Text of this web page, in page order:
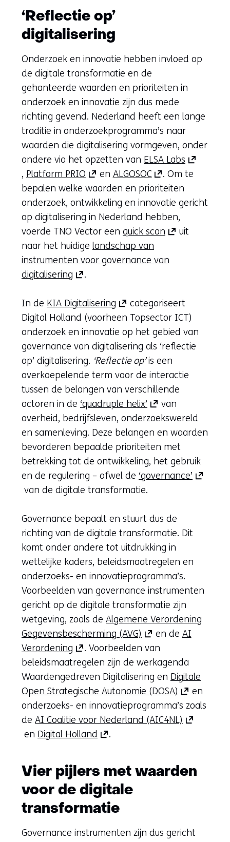
‘Reflectie op’
digitalisering
Onderzoek en innovatie hebben invloed op
de digitale transformatie en de
gehanteerde waarden en prioriteiten in
onderzoek en innovatie zijn dus mede
richting gevend. Nederland heeft een lange
traditie in onderzoekprogramma’s naar
waarden die digitalisering vormgeven, onder
andere via het opzetten van ELSA Labs (opent
in
venster)
naar
, Platform PRIO (opent
in
nieuw
venster)
(verwijst
naar
een
andere
en ALGOSOC(opent
in
nieuw
venster)
(verwijst
naar
een
. Om te
bepalen welke waarden en prioriteiten
onderzoek, ontwikkeling en innovatie gericht
op digitalisering in Nederland hebben,
voerde TNO Vector een quick scan (opent
nieuw
naar
een
andere
website)
uit
naar het huidige landschap van
instrumenten voor governance van
digitalisering (opent
nieuw
venster)
(verwijst
naar
een
andere
website)
.
In de KIA Digitalisering (opent
in
nieuw
venster)
(verwijst
naar
een
andere
website)
categoriseert
Digital Holland (voorheen Topsector ICT)
onderzoek en innovatie op het gebied van
governance van digitalisering als ‘reflectie
op’ digitalisering. ‘Reflectie op’is een
overkoepelende term voor de interactie
tussen de belangen van verschillende
actoren in de ‘quadruple helix’ (opent
in
nieuw
venster)
(verwijst
naar
een
website)
van
overheid, bedrijfsleven, onderzoekswereld
en samenleving. Deze belangen en waarden
bevorderen bepaalde prioriteiten met
betrekking tot de ontwikkeling, het gebruik
en de regulering – ofwel de ‘governance’ (opent
(verwijst
een
website)
van de digitale transformatie.
Governance bepaalt en stuurt dus de
richting van de digitale transformatie. Dit
komt onder andere tot uitdrukking in
wettelijke kaders, beleidsmaatregelen en
onderzoeks- en innovatieprogramma’s.
Voorbeelden van governance instrumenten
gericht op de digitale transformatie zijn
wetgeving, zoals de Algemene Verordening
Gegevensbescherming (AVG) (opent
in
nieuw
venster)
(verwijst
naar
een
en de AI
Verordening (opent
in
nieuw
venster)
(verwijst
naar
een
website)
. Voorbeelden van
beleidsmaatregelen zijn de werkagenda
Waardengedreven Digitalisering en Digitale
Open Strategische Autonomie (DOSA) (opent
in
nieuw
naar
een
en
onderzoeks- en innovatieprogramma’s zoals
de AI Coalitie voor Nederland (AIC4NL) (opent
(verwijst
website)
en Digital Holland (opent
venster)
(verwijst
naar
andere
.
Vier pijlers met waarden
voor de digitale
transformatie
Governance instrumenten zijn dus gericht